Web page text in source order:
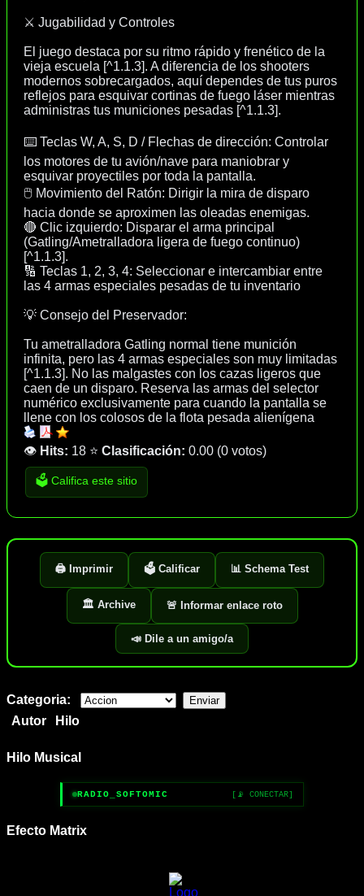
⚔️ Jugabilidad y Controles
El juego destaca por su ritmo rápido y frenético de la
vieja escuela [^1.1.3]. A diferencia de los shooters
modernos sobrecargados, aquí dependes de tus puros
reflejos para esquivar cortinas de fuego láser mientras
administras tus municiones pesadas [^1.1.3].
⌨️ Teclas W, A, S, D / Flechas de dirección: Controlar
los motores de tu avión/nave para maniobrar y
esquivar proyectiles por toda la pantalla.
🖱️ Movimiento del Ratón: Dirigir la mira de disparo
hacia donde se aproximen las oleadas enemigas.
🔴 Clic izquierdo: Disparar el arma principal
(Gatling/Ametralladora ligera de fuego continuo)
[^1.1.3].
🔢 Teclas 1, 2, 3, 4: Seleccionar e intercambiar entre
las 4 armas especiales pesadas de tu inventario
💡 Consejo del Preservador:
Tu ametralladora Gatling normal tiene munición
infinita, pero las 4 armas especiales son muy limitadas
[^1.1.3]. No las malgastes con los cazas ligeros que
caen de un disparo. Reserva las armas del selector
numérico exclusivamente para cuando la pantalla se
llene con los colosos de la flota pesada alienígena
👁️ Hits: 18 ⭐ Clasificación: 0.00 (0 votos)
🗳️ Califica este sitio
🖨️ Imprimir 🗳️ Calificar 📊 Schema Test
🏛️ Archive 🚨 Informar enlace roto
📣 Dile a un amigo/a
Categoria:
Autor
Hilo
Hilo Musical
RADIO_SOFTOMIC [📡 CONECTAR]
Efecto Matrix